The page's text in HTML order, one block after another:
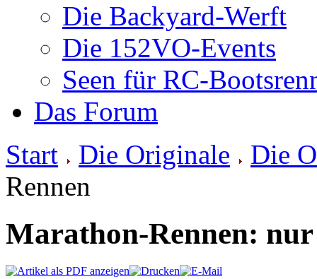
Die Backyard-Werft
Die 152VO-Events
Seen für RC-
Das Forum
Start
Die Originale
Die
Rennen
Marathon-Rennen: